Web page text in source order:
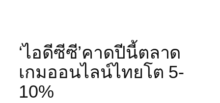
‘ไอดีซีซี’คาดปีนี้ตลาด
เกมออนไลน์ไทยโต 5-
10%